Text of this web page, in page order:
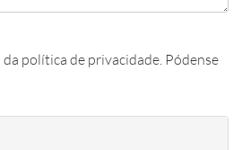
política de privacidade. Pódense